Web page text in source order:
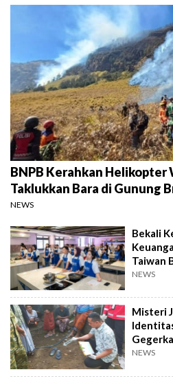
BNPB Kerahkan
Taklukkan Bara di Gunung
NEWS
Bekali
Taiwan
NEWS
Misteri
NEWS